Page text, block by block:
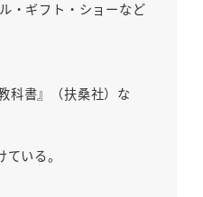
・ギフト・ショーなど
科書』（扶桑社）な
いる。